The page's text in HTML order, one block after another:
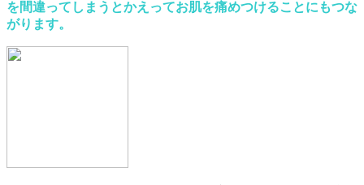
を間違ってしまうとかえってお肌を痛めつけることにもつな
がります。